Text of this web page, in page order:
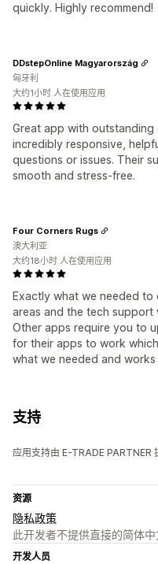
quickly. Highly recommend!
Great app with outstanding
incredibly responsive,
questions or issues. Their
smooth and stress-free.
DDstepOnline Magyarország
匈牙利
大约1小时 人在使用应用
Exactly what we needed
areas and the tech support
Other apps require you to
for their apps to work
what we needed and works
Four Corners Rugs
澳大利亚
大约18小时 人在使用应用
支持
应用支持由 E-TRADE PARTNER
资源
隐私政策
此开发者不提供直接的简体中
开发人员